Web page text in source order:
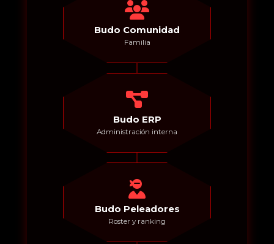
Budo Comunidad
Familia
Budo ERP
Administración interna
Budo Peleadores
Roster y ranking